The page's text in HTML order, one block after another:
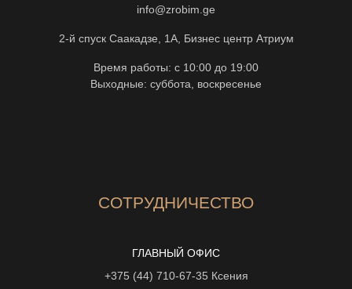
info@zrobim.ge
2-й спуск Саакадзе, 1А, Бизнес центр Атриум
Время работы: с 10:00 до 19:00
Выходные: суббота, воскресенье
СОТРУДНИЧЕСТВО
ГЛАВНЫЙ ОФИС
+375 (44) 710-67-35 Ксения